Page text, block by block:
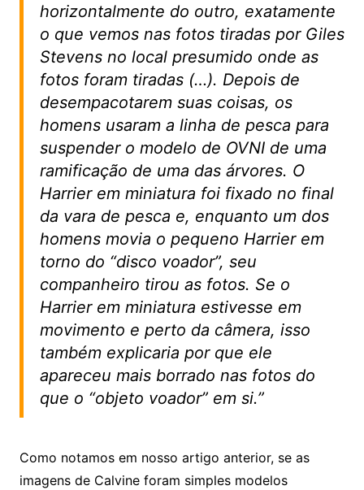
horizontalmente do outro, exatamente
o que vemos nas fotos tiradas por Giles
Stevens no local presumido onde as
fotos foram tiradas (…). Depois de
desempacotarem suas coisas, os
homens usaram a linha de pesca para
suspender o modelo de OVNI de uma
ramificação de uma das árvores. O
Harrier em miniatura foi fixado no final
da vara de pesca e, enquanto um dos
homens movia o pequeno Harrier em
torno do “disco voador”, seu
companheiro tirou as fotos. Se o
Harrier em miniatura estivesse em
movimento e perto da câmera, isso
também explicaria por que ele
apareceu mais borrado nas fotos do
que o “objeto voador” em si.”
Como notamos em nosso artigo anterior, se as
imagens de Calvine foram simples modelos